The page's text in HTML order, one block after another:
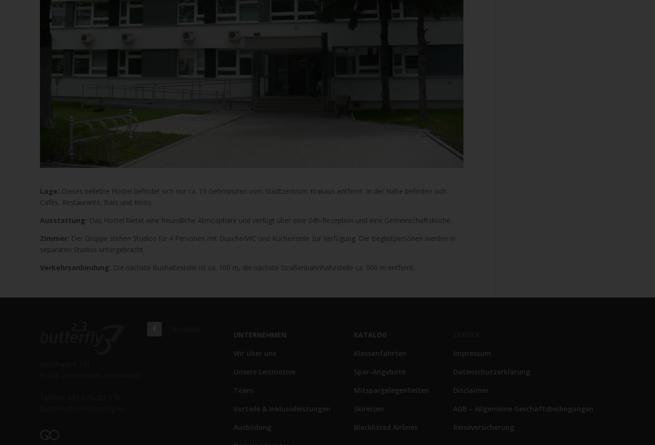
Lage: Dieses beliebte Hostel befindet sich nur ca. 15 Gehminuten vom Stadtzentrum Krakaus entfernt. In der Nähe befinden sich
Cafés, Restaurants, Bars und Kinos.
Ausstattung: Das Hostel bietet eine freundliche Atmosphäre und verfügt über eine 24h-Rezeption und eine Gemeinschaftsküche.
Zimmer: Der Gruppe stehen Studios für 4 Personen mit Dusche/WC und Küchenzeile zur Verfügung. Die Begleitpersonen werden in
separaten Studios untergebracht.
Verkehrsanbindung: Die nächste Bushaltestelle ist ca. 100 m, die nächste Straßenbahnhaltestelle ca. 600 m entfernt.
UNTERNEHMEN
Wir über uns
Unsere Leitmotive
Team
Vorteile & Inklusivleistungen
Ausbildung
KATALOG
Klassenfahrten
Spar-Angebote
Mitspargelegenheiten
Skireisen
Blacklisted Airlines
Impressum
Datenschutzerklärung
Disclaimer
AGB – Allgemeine Geschäftsbedingungen
Reiseversicherung